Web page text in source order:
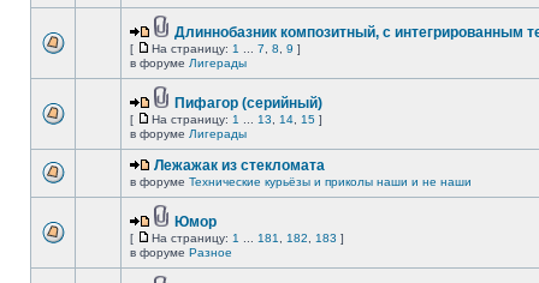
Длиннобазник композитный, с интегрированным
[ На страницу: 1 7 8 9 ]
в форуме Лигерады
Пифагор (серийный)
[ На страницу: 1 13 14 15 ]
в форуме Лигерады
Лежажак из стекломата
в форуме Технические курьёзы и приколы наши и не наши
Юмор
[ На страницу: 1 181 182 183 ]
в форуме Разное